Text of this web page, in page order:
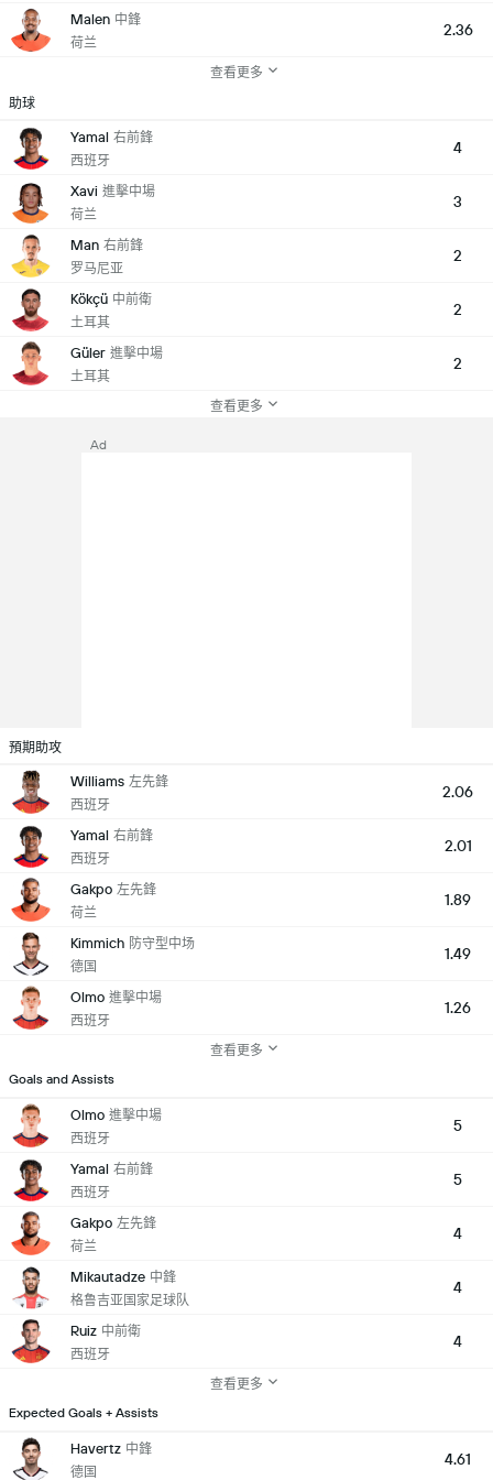
Malen 中鋒
荷兰
2.36
查看更多
助球
Yamal 右前鋒
西班牙
4
Xavi 進擊中場
荷兰
3
Man 右前鋒
罗马尼亚
2
Kökçü 中前衛
土耳其
2
Güler 進擊中場
土耳其
2
查看更多
Ad
預期助攻
Williams 左先鋒
西班牙
2.06
Yamal 右前鋒
西班牙
2.01
Gakpo 左先鋒
荷兰
1.89
Kimmich 防守型中场
德国
1.49
Olmo 進擊中場
西班牙
1.26
查看更多
Goals and Assists
Olmo 進擊中場
西班牙
5
Yamal 右前鋒
西班牙
5
Gakpo 左先鋒
荷兰
4
Mikautadze 中鋒
格鲁吉亚国家足球队
4
Ruiz 中前衛
西班牙
4
查看更多
Expected Goals + Assists
Havertz 中鋒
德国
4.61